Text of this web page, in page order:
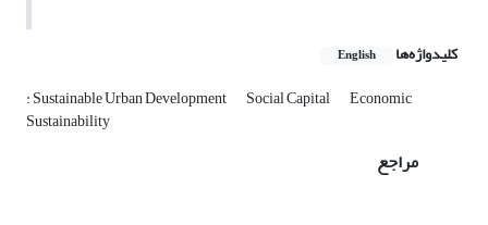
کلیدواژه‌ها English
: Sustainable Urban Development Social Capital Economic
Sustainability
مراجع